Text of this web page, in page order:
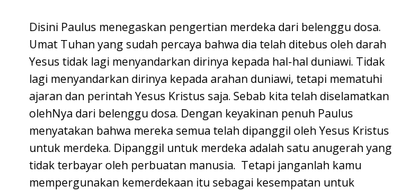
Disini Paulus menegaskan pengertian merdeka dari belenggu dosa.
Umat Tuhan yang sudah percaya bahwa dia telah ditebus oleh darah
Yesus tidak lagi menyandarkan dirinya kepada hal-hal duniawi. Tidak
lagi menyandarkan dirinya kepada arahan duniawi, tetapi mematuhi
ajaran dan perintah Yesus Kristus saja. Sebab kita telah diselamatkan
olehNya dari belenggu dosa. Dengan keyakinan penuh Paulus
menyatakan bahwa mereka semua telah dipanggil oleh Yesus Kristus
untuk merdeka. Dipanggil untuk merdeka adalah satu anugerah yang
tidak terbayar oleh perbuatan manusia. Tetapi janganlah kamu
mempergunakan kemerdekaan itu sebagai kesempatan untuk